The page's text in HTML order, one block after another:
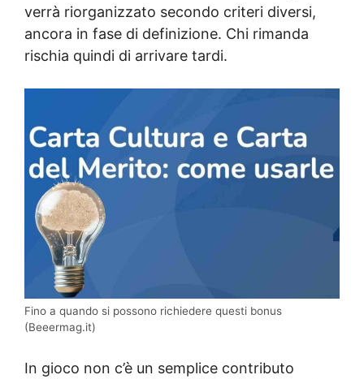
verrà riorganizzato secondo criteri diversi,
ancora in fase di definizione. Chi rimanda
rischia quindi di arrivare tardi.
Fino a quando si possono richiedere questi bonus
(Beeermag.it)
In gioco non c’è un semplice contributo